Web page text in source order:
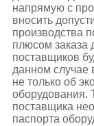
напрямую с
вносить
производства
плюсом заказа
поставщиков
данном случае
не только об
оборудования.
поставщика
паспорта